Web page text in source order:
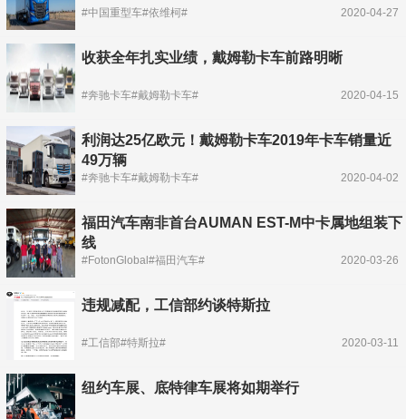
#中国重型车#依维柯# 2020-04-27
收获全年扎实业绩，戴姆勒卡车前路明晰
#奔驰卡车#戴姆勒卡车# 2020-04-15
利润达25亿欧元！戴姆勒卡车2019年卡车销量近
49万辆
#奔驰卡车#戴姆勒卡车# 2020-04-02
福田汽车南非首台AUMAN EST-M中卡属地组装下
线
#FotonGlobal#福田汽车# 2020-03-26
违规减配，工信部约谈特斯拉
#工信部#特斯拉# 2020-03-11
纽约车展、底特律车展将如期举行